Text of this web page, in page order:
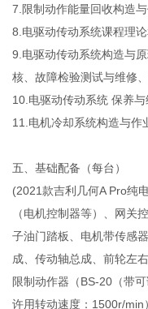
7.限制动作能量回收构造与
8.电驱动传动系统课程理论
9.电驱动传动系统构造与
核、故障检验测试与维修
10.电驱动传动系统 保养与
11.电机冷却系统构造与作
五、基础配备（每台）
(2021款吉利几何A Pro纯
（电机控制器等）、网关
子油门踏板、电机带传感
成、传动轴总成、前轮左
限制动作器（BS-20（带
许用转动速度：1500r/min